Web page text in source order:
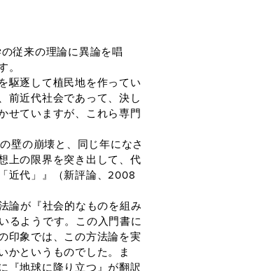
従来の理論に異論を唱
。
駆逐して植民地を作ってい
前近代社会であって、決し
せていますが、これら専門
壁の崩壊と、同じ年になさ
上の限界を突き出して、代
近代」』（新評論、2008
論が『社会的なものを組み
るようです。この入門書に
印象では、この方法論を実
かというものでした。ま
『地球に降り立つ』が翻訳